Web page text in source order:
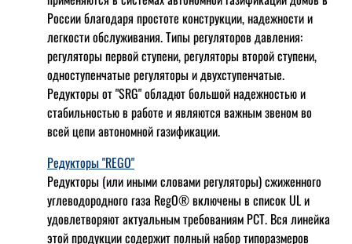
России благодаря простоте конструкции, надежности и
легкости обслуживания. Типы регуляторов давления:
регуляторы первой ступени, регуляторы второй ступени,
одноступенчатые регуляторы и двухступенчатые.
Редукторы от "SRG" обладют большой надежностью и
стабильностью в работе и являются важным звеном во
всей цепи автономной газификации.
Редукторы "REGO"
Редукторы (или иными словами регуляторы) сжиженного
углеводородного газа RegO® включены в список UL и
удовлетворяют актуальным требованиям РСТ. Вся линейка
этой продукции содержит полный набор типоразмеров